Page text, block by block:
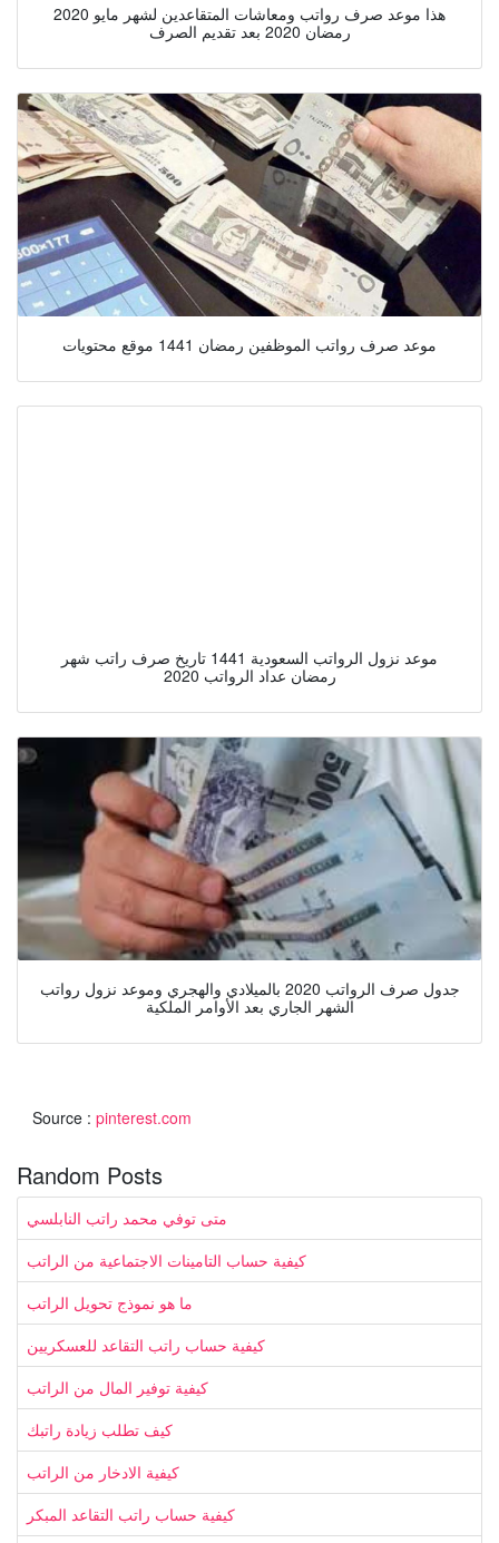
هذا موعد صرف رواتب ومعاشات المتقاعدين لشهر مايو 2020
رمضان 2020 بعد تقديم الصرف
موعد صرف رواتب الموظفين رمضان 1441 موقع محتويات
موعد نزول الرواتب السعودية 1441 تاريخ صرف راتب شهر
رمضان عداد الرواتب 2020
جدول صرف الرواتب 2020 بالميلادي والهجري وموعد نزول رواتب
الشهر الجاري بعد الأوامر الملكية
Source : pinterest.com
Random Posts
متى توفي محمد راتب النابلسي
كيفية حساب التامينات الاجتماعية من الراتب
ما هو نموذج تحويل الراتب
كيفية حساب راتب التقاعد للعسكريين
كيفية توفير المال من الراتب
كيف تطلب زيادة راتبك
كيفية الادخار من الراتب
كيفية حساب راتب التقاعد المبكر